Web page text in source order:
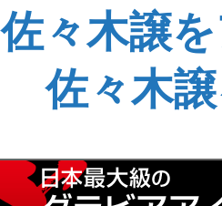
佐々木譲
佐々木